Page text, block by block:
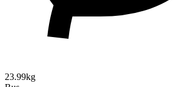
23.99kg